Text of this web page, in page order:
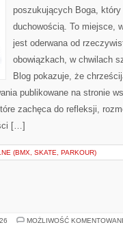
poszukujących Boga,
duchowością. To miejsce,
jest oderwana od
obowiązkach, w chwilach
Blog pokazuje, że
publikowane na stronie
zachęca do refleksji,
[…]
(BMX, SKATE, PARKOUR)
MOŻLIWOŚĆ